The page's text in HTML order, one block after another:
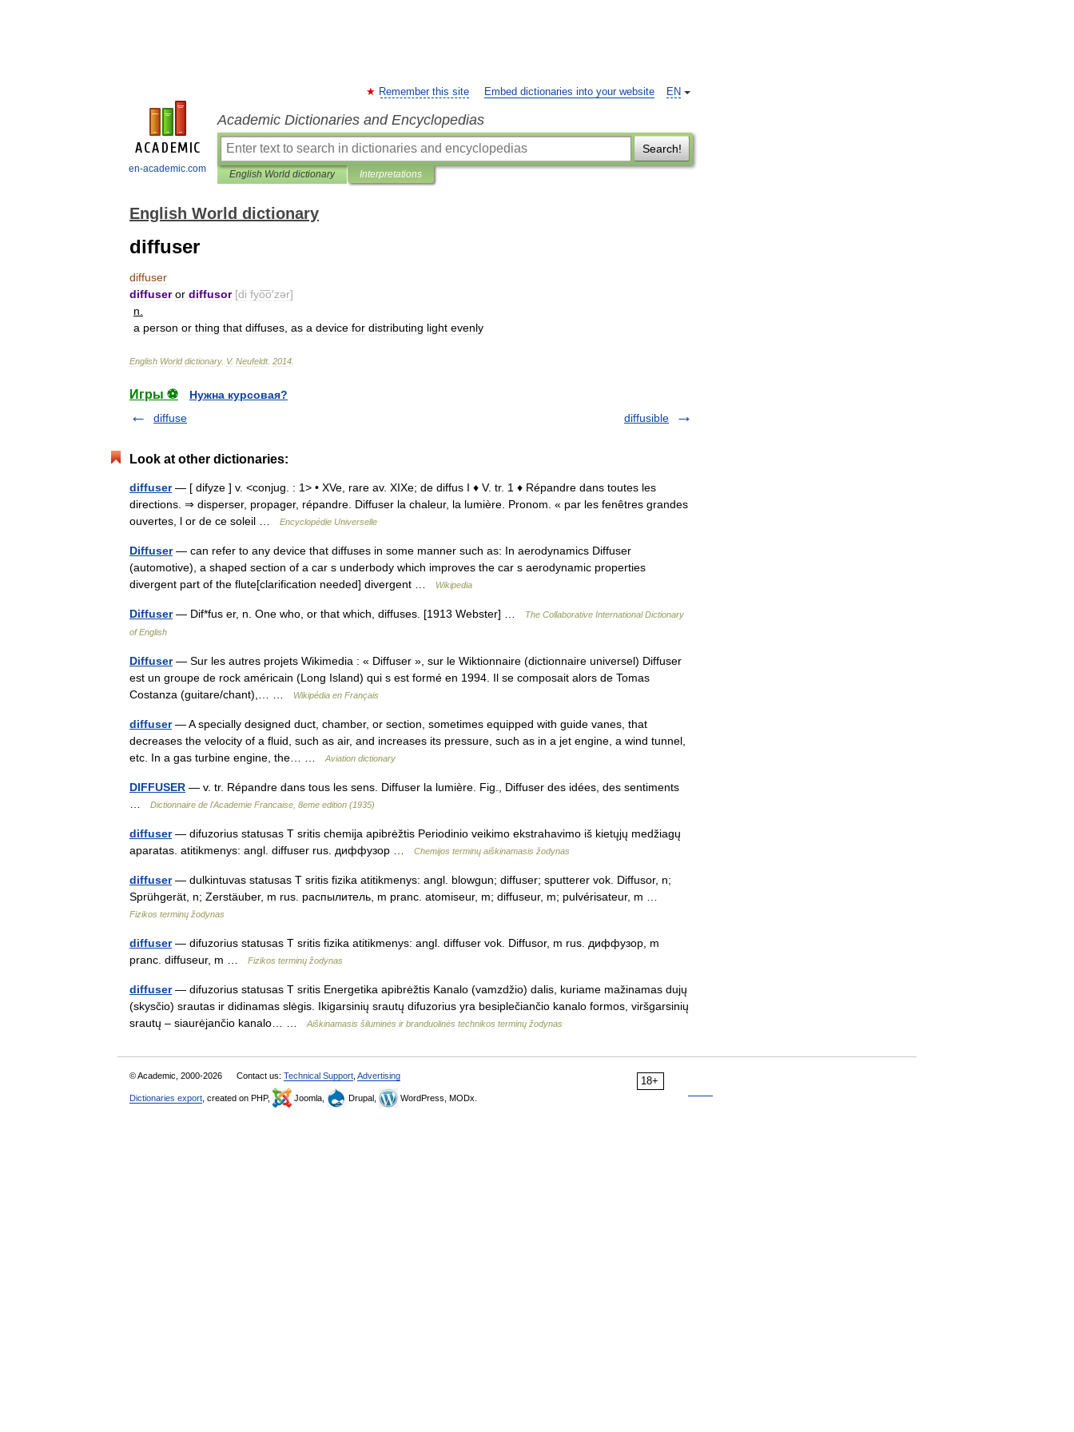
en-academic.com
EN
Remember this site Embed dictionaries into your website
Academic Dictionaries and Encyclopedias
Search!
English World dictionary Interpretations
English World dictionary
diffuser
diffuser
diffuser or diffusor [di fyo͞o′zər]
n
a person or thing that diffuses as a device for distributing light evenly
English World dictionary. V. Neufeldt. 2014
Игры ⚽
Нужна курсовая?
diffuse
diffusible
Look at other dictionaries:
diffuser— [ difyze ] v. <conjug. : 1> • XVe, rare av. XIXe; de diffus I ♦ V. tr. 1 ♦ Répandre dans toutes les
directions. ⇒ disperser, propager, répandre. Diffuser la chaleur, la lumière. Pronom. « par les fenêtres grandes
ouvertes, l or de ce soleil …
Encyclopédie Universelle
Diffuser— can refer to any device that diffuses in some manner such as: In aerodynamics Diffuser
(automotive), a shaped section of a car s underbody which improves the car s aerodynamic properties
divergent part of the flute[clarification needed] divergent …
Wikipedia
Diffuser— Dif*fus er, n. One who, or that which, diffuses. [1913 Webster] …
The Collaborative International Dictionary
of English
Diffuser— Sur les autres projets Wikimedia : « Diffuser », sur le Wiktionnaire (dictionnaire universel) Diffuser
est un groupe de rock américain (Long Island) qui s est formé en 1994. Il se composait alors de Tomas
Costanza (guitare/chant),… …
Wikipédia en Français
diffuser— A specially designed duct, chamber, or section, sometimes equipped with guide vanes, that
decreases the velocity of a fluid, such as air, and increases its pressure, such as in a jet engine, a wind tunnel,
etc. In a gas turbine engine, the… …
Aviation dictionary
DIFFUSER — v. tr. Répandre dans tous les sens. Diffuser la lumière. Fig., Diffuser des idées, des sentiments
Dictionnaire de l'Academie Francaise, 8eme edition (1935)
diffuser— difuzorius statusas T sritis chemija apibrėžtis Periodinio veikimo ekstrahavimo iš kietųjų medžiagų
aparatas. atitikmenys: angl. diffuser rus. диффузор …
Chemijos terminų aiškinamasis žodynas
diffuser— dulkintuvas statusas T sritis fizika atitikmenys: angl. blowgun; diffuser; sputterer vok. Diffusor, n;
Sprühgerät, n; Zerstäuber, m rus. распылитель, m pranc. atomiseur, m; diffuseur, m; pulvérisateur, m …
Fizikos terminų žodynas
diffuser— difuzorius statusas T sritis fizika atitikmenys: angl. diffuser vok. Diffusor, m rus. диффузор, m
pranc. diffuseur, m …
Fizikos terminų žodynas
diffuser— difuzorius statusas T sritis Energetika apibrėžtis Kanalo (vamzdžio) dalis, kuriame mažinamas dujų
(skysčio) srautas ir didinamas slėgis. Ikigarsinių srautų difuzorius yra besiplečiančio kanalo formos, viršgarsinių
srautų – siaurėjančio kanalo… …
Aiškinamasis šiluminės ir branduolinės technikos terminų žodynas
18+
© Academic, 2000-2026 Contact us: Technical Support Advertising
Dictionaries export , created on PHP, Joomla, Drupal, WordPress, MODx.